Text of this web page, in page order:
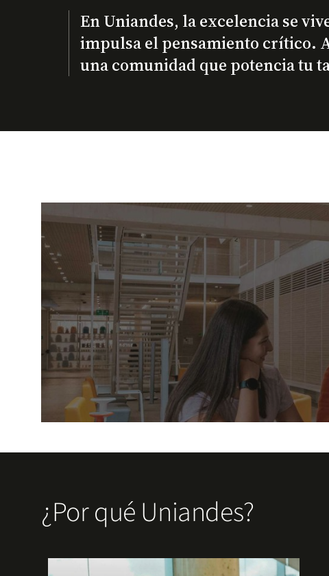
En Uniandes, la excelencia se
impulsa el pensamiento crítico.
una comunidad que potencia tu
Conoce las opciones de apoyo financiero que
beneficios, te acompañamos para que elijas la
académico.
¿Por qué Uniandes?